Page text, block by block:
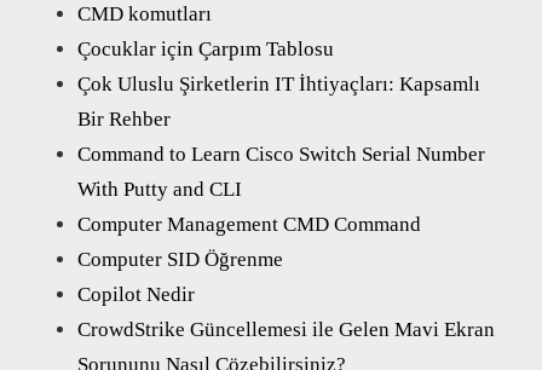
CMD komutları
Çocuklar için Çarpım Tablosu
Çok Uluslu Şirketlerin IT İhtiyaçları: Kapsamlı
Bir Rehber
Command to Learn Cisco Switch Serial Number
With Putty and CLI
Computer Management CMD Command
Computer SID Öğrenme
Copilot Nedir
CrowdStrike Güncellemesi ile Gelen Mavi Ekran
Sorununu Nasıl Çözebilirsiniz?